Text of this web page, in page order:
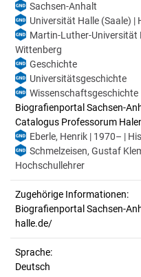
Sachsen-Anhalt
Universität Halle (Saale) |
Martin-Luther-Universität
Wittenberg
Geschichte
Universitätsgeschichte
Wissenschaftsgeschichte
Biografienportal Sachsen-
Catalogus Professorum
Eberle, Henrik | 1970– |
Schmelzeisen, Gustaf
Hochschullehrer
Zugehörige Informationen:
Biografienportal Sachsen-
halle.de/
Sprache:
Deutsch